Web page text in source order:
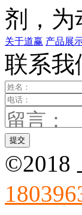
剂，为
关于道赢 产品展
联系我
©2018